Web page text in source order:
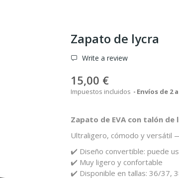
Zapato de lycra
Write a review
15,00 €
Impuestos incluidos Envíos de 2
Zapato de EVA con talón de
Ultraligero, cómodo y versátil
✔️ Diseño convertible: puede
✔️ Muy ligero y confortable
✔️ Disponible en tallas: 36/37,